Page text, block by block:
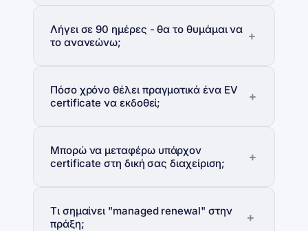
Λήγει σε 90 ημέρες - θα το θυμάμαι να
το ανανεώνω;
Πόσο χρόνο θέλει πραγματικά ένα EV
certificate να εκδοθεί;
Μπορώ να μεταφέρω υπάρχον
certificate στη δική σας διαχείριση;
Τι σημαίνει "managed renewal" στην
πράξη;